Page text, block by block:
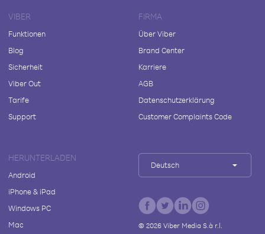
VIBER
Funktionen
Blog
Sicherheit
Viber Out
Tarife
Support
FIRMA
Über Viber
Brand Center
Karriere
AGB
Datenschutzerklärung
Customer Complaints Code
HERUNTERLADEN
Android
iPhone & iPad
Windows PC
Mac
Deutsch
© 2026Viber Media S.à r.l.